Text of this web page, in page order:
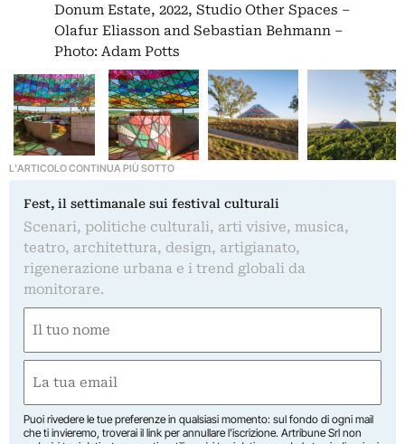
Donum Estate, 2022, Studio Other Spaces –
Olafur Eliasson and Sebastian Behmann –
Photo: Adam Potts
L'ARTICOLO CONTINUA PIÙ SOTTO
Fest, il settimanale sui festival culturali
Scenari, politiche culturali, arti visive, musica,
teatro, architettura, design, artigianato,
rigenerazione urbana e i trend globali da
monitorare.
(Obbligatorio)
Nome
(Obbligatorio)
Puoi rivedere le tue preferenze in qualsiasi momento: sul fondo di ogni mail
che ti invieremo, troverai il link per annullare l’iscrizione. Artribune Srl non